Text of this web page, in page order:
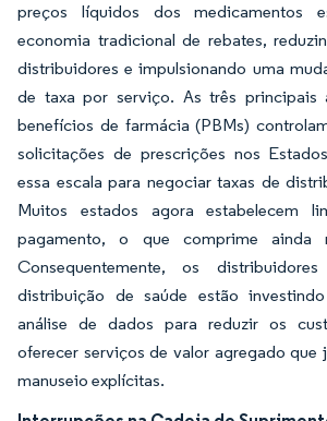
preços líquidos dos medicamentos
economia tradicional de rebates,
distribuidores e impulsionando uma
de taxa por serviço. As três principais
benefícios de farmácia (PBMs)
solicitações de prescrições nos
essa escala para negociar taxas de
Muitos estados agora estabelecem
pagamento, o que comprime ainda
Consequentemente, os
distribuição de saúde estão
análise de dados para reduzir os
oferecer serviços de valor agregado que
manuseio explícitas.